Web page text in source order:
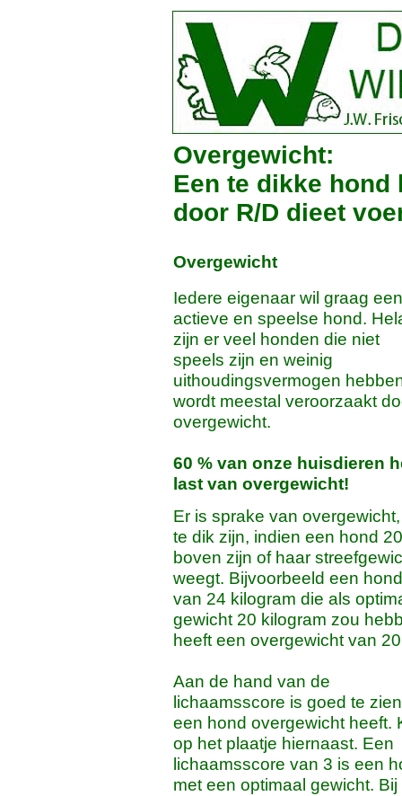
Overgewicht:
Een te dikke hond
door R/D dieet
Overgewicht
Iedere eigenaar wil graag een
actieve en speelse hond.
zijn er veel honden die niet
speels zijn en weinig
uithoudingsvermogen
wordt meestal veroorzaakt
overgewicht.
60 % van onze huisdieren
last van overgewicht!
Er is sprake van
te dik zijn, indien een hond
boven zijn of haar
weegt. Bijvoorbeeld een hond
van 24 kilogram die als
gewicht 20 kilogram zou
heeft een overgewicht van
Aan de hand van de
lichaamsscore is goed te
een hond overgewicht heeft.
op het plaatje hiernaast. Een
lichaamsscore van 3 is een
met een optimaal gewicht.